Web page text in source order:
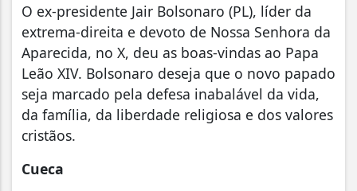
O ex-presidente Jair Bolsonaro (PL), líder da
extrema-direita e devoto de Nossa Senhora da
Aparecida, no X, deu as boas-vindas ao Papa
Leão XIV. Bolsonaro deseja que o novo papado
seja marcado pela defesa inabalável da vida,
da família, da liberdade religiosa e dos valores
cristãos.
Cueca